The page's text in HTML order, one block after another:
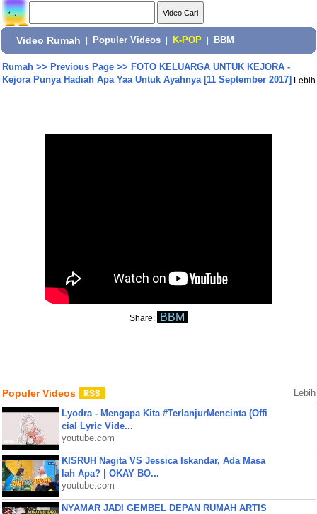
Video Rumah Populer Videos K-POP BBM
Rumah>> Previous Page>> FOTO KELUARGA UNTUK KEJORA -
Kejora Punya Hadiah Apa Yaa Untuk Ayahnya [11 September 2017] Lebih
Share: BBM
Populer Videos Lebih
Lyodra - Mengapa Kita #TerlanjurMencinta (Offi
cial Lyric Vide...
youtube.com
KISRUH Nagita VS Jessica Iskandar, Ada Masa
lah Apa? | OKAY BO...
youtube.com
NYAMAR JADI GEMBEL DEPAN RUMAH ARTIS